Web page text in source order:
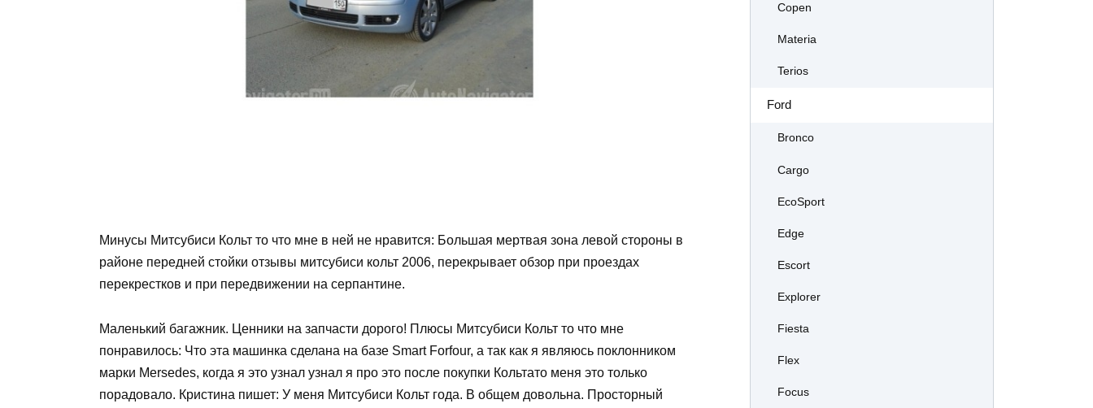
Минусы Митсубиси Кольт то что мне в ней не нравится: Большая мертвая зона левой стороны в
районе передней стойки отзывы митсубиси кольт 2006, перекрывает обзор при проездах
перекрестков и при передвижении на серпантине.
Маленький багажник. Ценники на запчасти дорого! Плюсы Митсубиси Кольт то что мне
понравилось: Что эта машинка сделана на базе Smart Forfour, а так как я являюсь поклонником
марки Mersedes, когда я это узнал узнал я про это после покупки Кольтато меня это только
порадовало. Кристина пишет: У меня Митсубиси Кольт года. В общем довольна. Просторный
Copen
Materia
Terios
Ford
Bronco
Cargo
EcoSport
Edge
Escort
Explorer
Fiesta
Flex
Focus